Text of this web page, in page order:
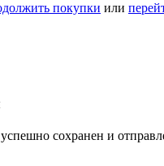
покупки или
сохранен и